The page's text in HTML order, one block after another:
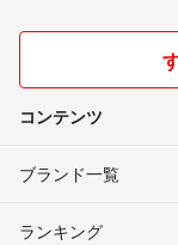
コンテンツ
ブランド一覧
ランキング